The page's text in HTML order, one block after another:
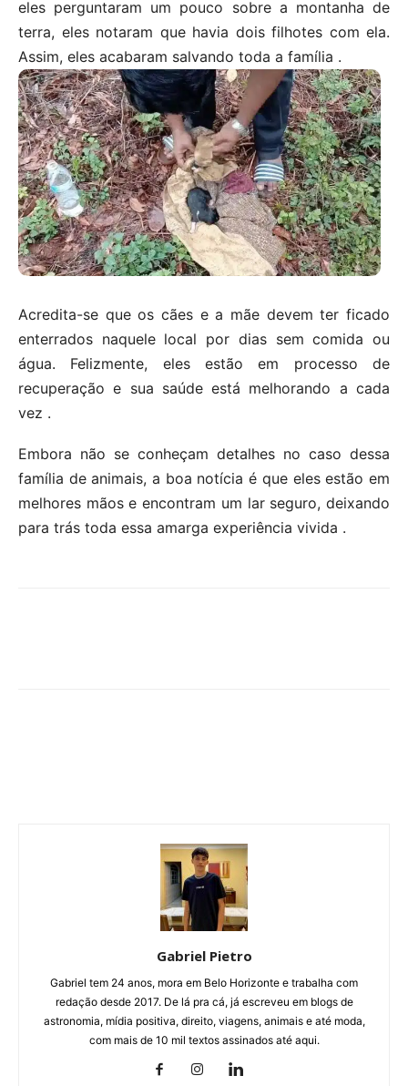
eles perguntaram um pouco sobre a montanha de
terra, eles notaram que havia dois filhotes com ela.
Assim, eles acabaram salvando toda a família .
Acredita-se que os cães e a mãe devem ter ficado
enterrados naquele local por dias sem comida ou
água. Felizmente, eles estão em processo de
recuperação e sua saúde está melhorando a cada
vez .
Embora não se conheçam detalhes no caso dessa
família de animais, a boa notícia é que eles estão em
melhores mãos e encontram um lar seguro, deixando
para trás toda essa amarga experiência vivida .
Gabriel Pietro
Gabriel tem 24 anos, mora em Belo Horizonte e trabalha com
redação desde 2017. De lá pra cá, já escreveu em blogs de
astronomia, mídia positiva, direito, viagens, animais e até moda,
com mais de 10 mil textos assinados até aqui.